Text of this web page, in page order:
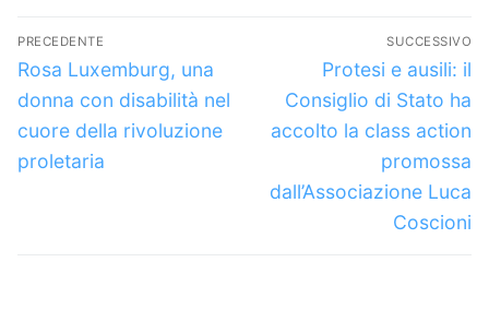
Navigazione
articoli
PRECEDENTE
Articolo
precedente:
Rosa Luxemburg, una
donna con disabilità nel
cuore della rivoluzione
proletaria
SUCCESSIVO
Articolo
successivo:
Protesi e ausili: il
Consiglio di Stato ha
accolto la class action
promossa
dall’Associazione Luca
Coscioni